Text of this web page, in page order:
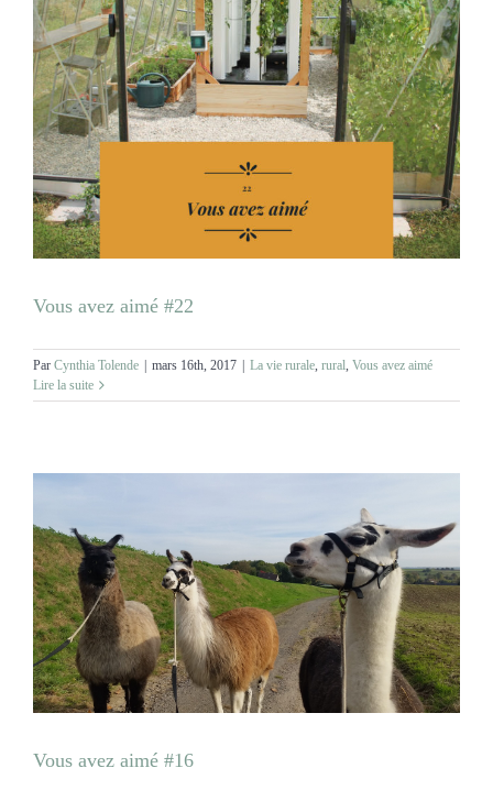
Vous avez aimé #22
Par Cynthia Tolende | mars 16th, 2017 | La vie rurale rural Vous avez aimé
Lire la suite
Vous avez aimé #16